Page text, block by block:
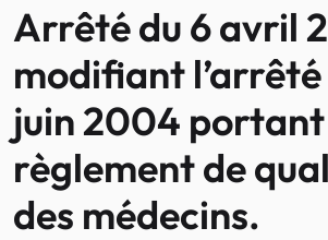
Arrêté du 6 avril
modifiant
juin 2004 portant
règlement de
des médecins.